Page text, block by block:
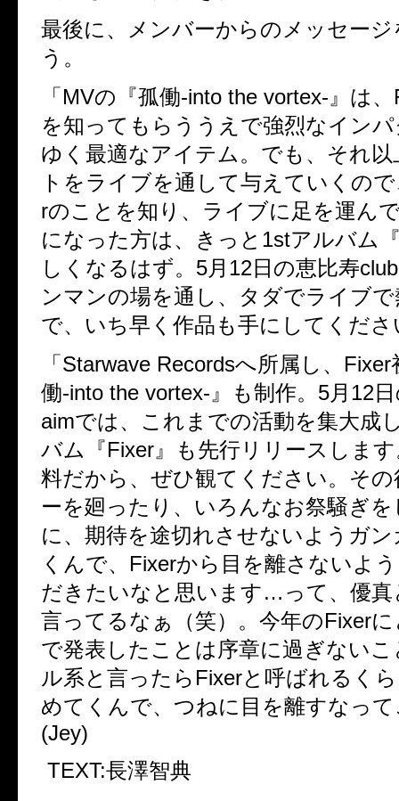
最後に、メンバーからのメッセー
う。
「MVの『孤働-into the vortex-』は
を知ってもらううえで強烈なイン
ゆく最適なアイテム。でも、それ
トをライブを通して与えていくの
rのことを知り、ライブに足を運ん
になった方は、きっと1stアルバム
しくなるはず。5月12日の恵比寿
ンマンの場を通し、タダでライブ
で、いち早く作品も手にしてくださ
「Starwave Recordsへ所属し、
働-into the vortex-』も制作。5月12
aimでは、これまでの活動を集大成
バム『Fixer』も先行リリースしま
料だから、ぜひ観てください。そ
ーを廻ったり、いろんなお祭騒ぎ
に、期待を途切れさせないようガ
くんで、Fixerから目を離さないよ
だきたいなと思います…って、優真
言ってるなぁ（笑）。今年のFixer
で発表したことは序章に過ぎない
ル系と言ったらFixerと呼ばれるく
めてくんで、つねに目を離すなっ
(Jey)
TEXT:長澤智典